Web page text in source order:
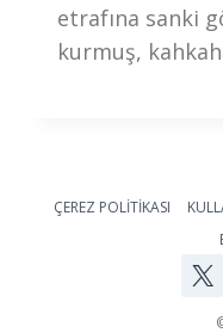
etrafına sanki
kurmuş,
ÇEREZ POLİTİKASI